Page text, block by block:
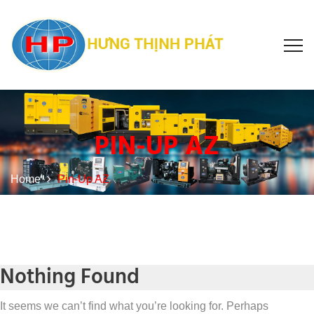
PIN-UP AZ
Home Pin-Up AZ
Nothing Found
It seems we can’t find what you’re looking for. Perhaps